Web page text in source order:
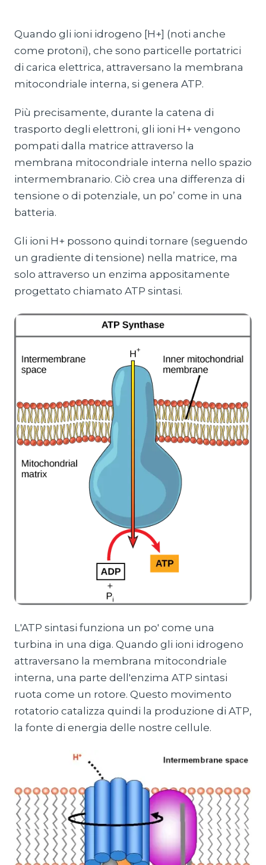
Quando gli ioni idrogeno [H+] (noti anche
come protoni), che sono particelle portatrici
di carica elettrica, attraversano la membrana
mitocondriale interna, si genera ATP.
Più precisamente, durante la catena di
trasporto degli elettroni, gli ioni H+ vengono
pompati dalla matrice attraverso la
membrana mitocondriale interna nello spazio
intermembranario. Ciò crea una differenza di
tensione o di potenziale, un po’ come in una
batteria.
Gli ioni H+ possono quindi tornare (seguendo
un gradiente di tensione) nella matrice, ma
solo attraverso un enzima appositamente
progettato chiamato ATP sintasi.
L'ATP sintasi funziona un po' come una
turbina in una diga. Quando gli ioni idrogeno
attraversano la membrana mitocondriale
interna, una parte dell'enzima ATP sintasi
ruota come un rotore. Questo movimento
rotatorio catalizza quindi la produzione di ATP,
la fonte di energia delle nostre cellule.